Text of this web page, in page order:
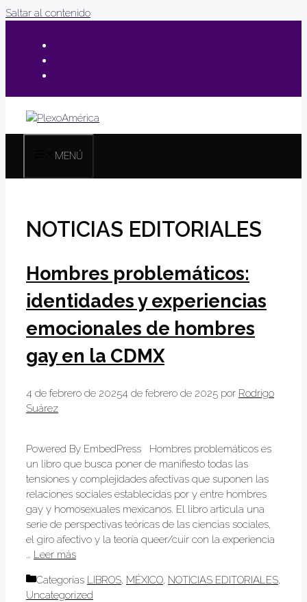
Saltar al contenido
MENÚ
NOTICIAS EDITORIALES
Hombres problemáticos:
identidades y experiencias
emocionales de hombres
gay en la CDMX
4 de febrero de 20254 de febrero de 2025 por Rodrigo
Suárez
Powered By EmbedPress Hombres problemáticos es
un libro que busca poner de manifiesto todas las
tensiones y complejidades afectivas que suponen las
relaciones sociales establecidas por y entre hombres
gay y homosexuales mexicanos. El libro articula una
serie de perspectivas teóricas de las ciencias sociales,
el giro afectivo y la teoría queer/cuir con la experiencia
Leer más
Categorías LIBROS, MÉXICO, NOTICIAS EDITORIALES,
Uncategorized